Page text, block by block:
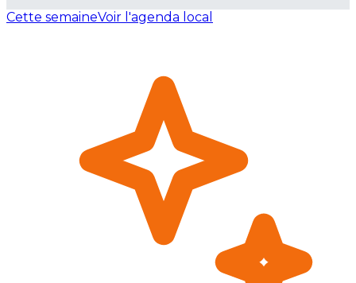
Cette semaineVoir l'agenda local